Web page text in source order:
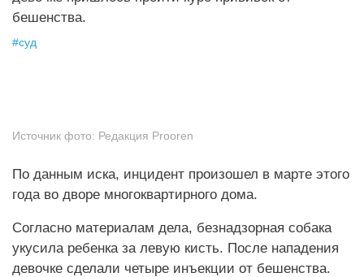
бешенства.
#суд
Источник фото: Редакция Prooren
По данным иска, инцидент произошел в марте этого
года во дворе многоквартирного дома.
Согласно материалам дела, безнадзорная собака
укусила ребенка за левую кисть. После нападения
девочке сделали четыре инъекции от бешенства.